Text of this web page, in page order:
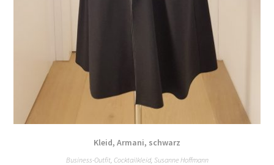
Kleid, Armani, schwarz
Business-Outfit, Cocktailkleid, Susanne Hoffmann